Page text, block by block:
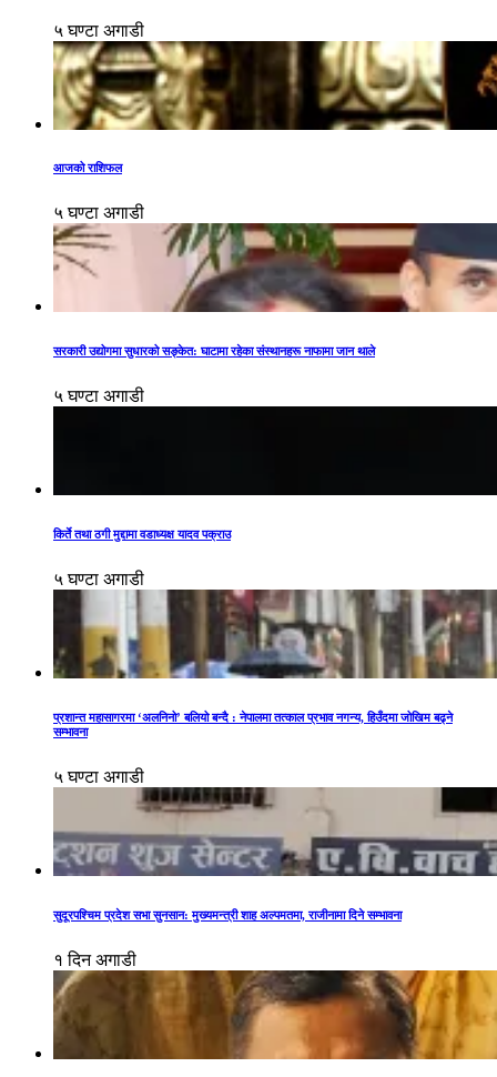
५ घण्टा अगाडी
आजको राशिफल
५ घण्टा अगाडी
सरकारी उद्योगमा सुधारको सङ्केत: घाटामा रहेका संस्थानहरू नाफामा जान थाले
५ घण्टा अगाडी
किर्ते तथा ठगी मुद्दामा वडाध्यक्ष यादव पक्राउ
५ घण्टा अगाडी
प्रशान्त महासागरमा ‘अलनिनो’ बलियो बन्दै : नेपालमा तत्काल प्रभाव नगन्य, हिउँदमा जोखिम बढ्ने
सम्भावना
५ घण्टा अगाडी
सुदूरपश्चिम प्रदेश सभा सुनसान: मुख्यमन्त्री शाह अल्पमतमा, राजीनामा दिने सम्भावना
१ दिन अगाडी